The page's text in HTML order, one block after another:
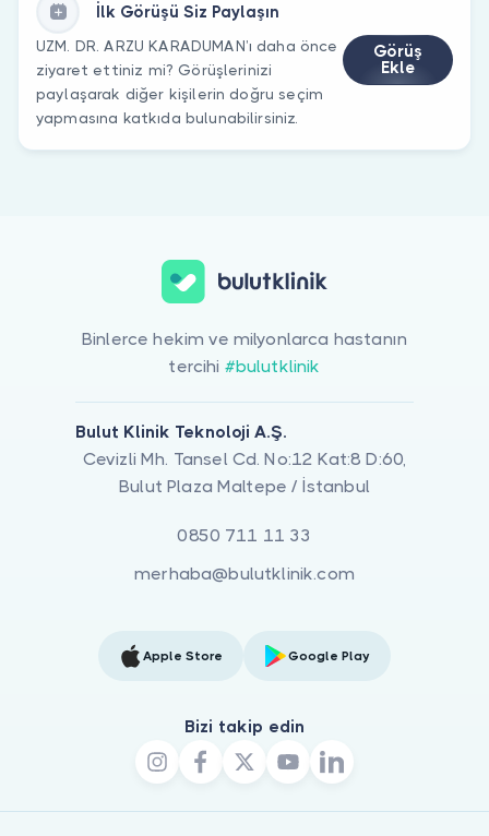
İlk Görüşü Siz Paylaşın
UZM. DR. ARZU KARADUMAN’ı daha önce
ziyaret ettiniz mi? Görüşlerinizi
paylaşarak diğer kişilerin doğru seçim
yapmasına katkıda bulunabilirsiniz.
Görüş
Ekle
Binlerce hekim ve milyonlarca hastanın
tercihi #bulutklinik
Bulut Klinik Teknoloji A.Ş.
Cevizli Mh. Tansel Cd. No:12 Kat:8 D:60,
Bulut Plaza Maltepe / İstanbul
0850 711 11 33
merhaba@bulutklinik.com
Apple Store Google Play
Bizi takip edin